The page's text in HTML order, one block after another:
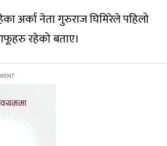
अर्का नेता गुरुराज घिमिरेले पहिलो
रहेको बताए।